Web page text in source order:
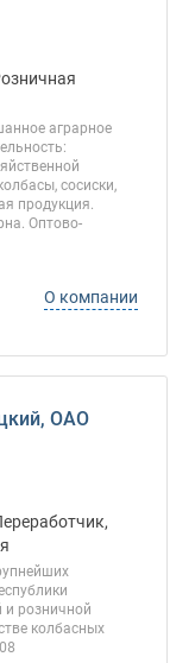
аграрное
сосиски,
продукция.
Оптово-
О компании
ОАО
и розничной
колбасных